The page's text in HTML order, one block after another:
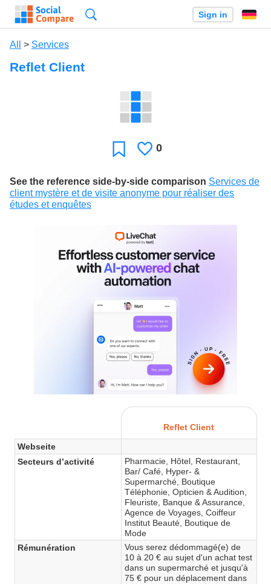
Sign in
All > Services
Reflet Client
FavoriteLikes
0
See the reference side-by-side comparison Services de
client mystère et de visite anonyme pour réaliser des
études et enquêtes
Reflet Client
Webseite
Secteurs d’activité
Pharmacie, Hôtel, Restaurant,
Bar/ Café, Hyper- &
Supermarché, Boutique
Téléphonie, Opticien & Audition,
Fleuriste, Banque & Assurance,
Agence de Voyages, Coiffeur
Institut Beauté, Boutique de
Mode
Rémunération
Vous serez dédommagé(e) de
10 à 20 € au sujet d'un achat test
dans un supermarché et jusqu'à
75 € pour un déplacement dans